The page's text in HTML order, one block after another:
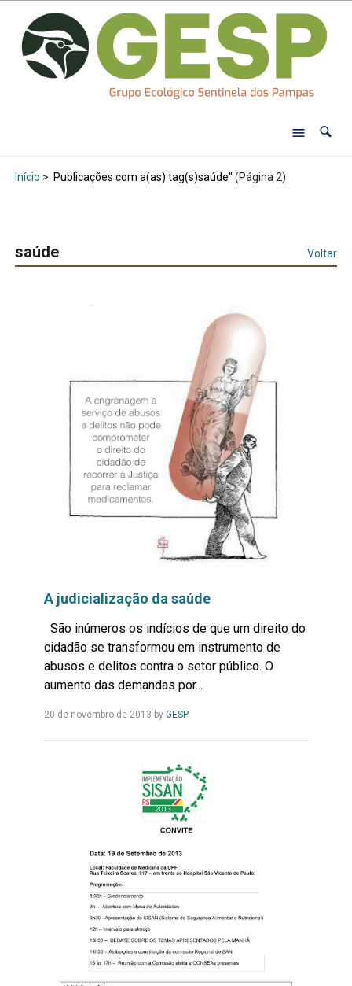
Início > Publicações com a(as) tag(s)saúde" (Página 2)
saúde Voltar
A judicialização da saúde
São inúmeros os indícios de que um direito do
cidadão se transformou em instrumento de
abusos e delitos contra o setor público. O
aumento das demandas por...
20 de novembro de 2013 by GESPLeia